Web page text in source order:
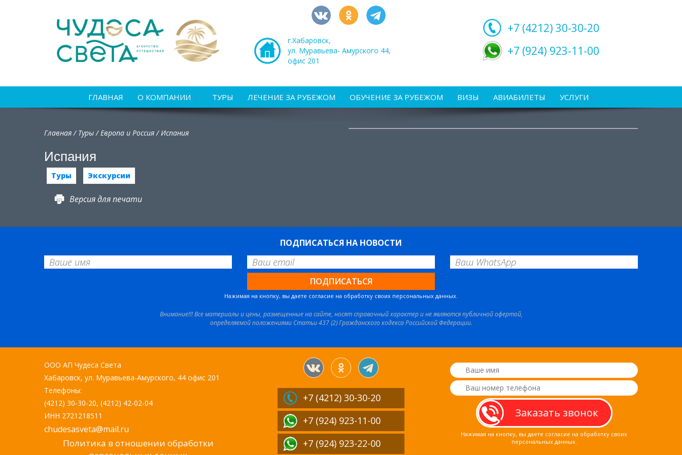
г.Хабаровск,
ул. Муравьева- Амурского 44,
офис 201
+7 (4212) 30-30-20
+7 (924) 923-11-00
ГЛАВНАЯ О КОМПАНИИ ТУРЫ ЛЕЧЕНИЕ ЗА РУБЕЖОМ ОБУЧЕНИЕ ЗА РУБЕЖОМ ВИЗЫ АВИАБИЛЕТЫ УСЛУГИ
Главная/ Туры/Европа и Россия/Испания
Испания
Туры Экскурсии
Версия для печати
ПОДПИСАТЬСЯ НА НОВОСТИ
Нажимая на кнопку, вы даете согласие на обработку своих персональных данных.
Внимание!!! Все материалы и цены, размещенные на сайте, носят справочный характер и не являются публичной офертой,
определяемой положениями Статьи 437 (2) Гражданского кодекса Российской Федерации.
ООО АП Чудеса Света
Хабаровск, ул. Муравьева-Амурского, 44 офис 201
Телефоны:
(4212) 30-30-20, (4212) 42-02-04
ИНН 2721218511
chudesasveta@mail.ru
Политика в отношении обработки
+7 (4212) 30-30-20
+7 (924) 923-11-00
+7 (924) 923-22-00
Нажимая на кнопку, вы даете согласие на обработку своих
персональных данных.